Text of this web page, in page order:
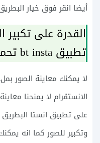
أيضا انقر فوق خيار
القدرة على تكبير
تطبيق bt insta تحميل الذهبي
لا يمكنك معاينة الصور
الانستقرام لا يمنحنا
على تطبيق انستا البطريق
وتكبير للصور كما انه